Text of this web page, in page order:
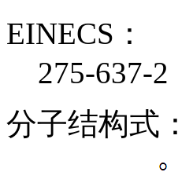
EINECS：
275-637-2
分子结构式：